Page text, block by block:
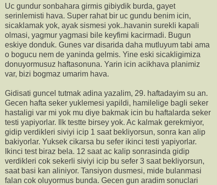
Uc gundur sonbahara girmis gibiydik burda, gayet
serinlemisti hava. Super rahat bir uc gundu benim icin,
sicaklamak yok, ayak sismesi yok..havanin surekli kapali
olmasi, yagmur yagmasi bile keyfimi kacirmadi. Bugun
eskiye donduk. Gunes var disarida daha mutluyum tabi ama
o bogucu nem de yaninda gelmis. Yine eski sicakligimiza
donuyormusuz haftasonuna. Yarin icin acikhava planimiz
var, bizi bogmaz umarim hava.
Gidisati guncel tutmak adina yazalim, 29. haftadayim su an.
Gecen hafta seker yuklemesi yapildi, hamilelige bagli seker
hastaligi var mi yok mu diye bakmak icin bu haftalarda seker
testi yapiyorlar. Ilk testte birsey yok. Ac kalmak gerekmiyor,
gidip verdikleri siviyi icip 1 saat bekliyorsun, sonra kan alip
bakiyorlar. Yuksek cikarsa bu sefer ikinci testi yapiyorlar.
Ikinci test biraz bela. 12 saat ac kalip sonrasinda gidip
verdikleri cok sekerli siviyi icip bu sefer 3 saat bekliyorsun,
saat basi kan aliniyor. Tansiyon dusmesi, mide bulanmasi
falan cok oluyormus bunda. Gecen gun aradim sonuclari